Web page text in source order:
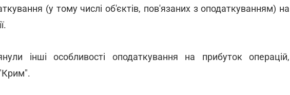
(у тому числі об'єктів, пов'язаних з оподаткуванням) на
інші особливості оподаткування на прибуток операцій,